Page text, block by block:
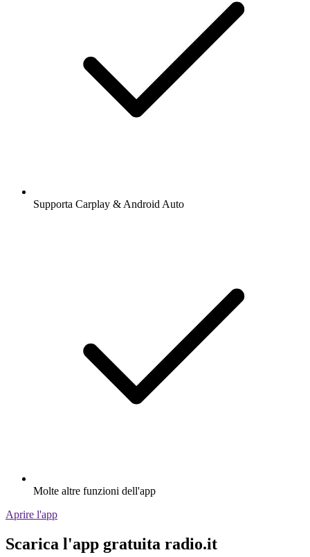
Supporta Carplay & Android Auto
Molte altre funzioni dell'app
Aprire l'app
Scarica l'app gratuita radio.it